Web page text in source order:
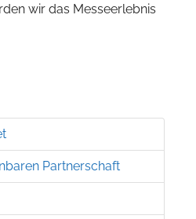
wir das Messeerlebnis
Partnerschaft